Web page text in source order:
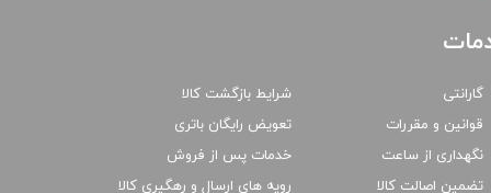
گارانتی
قوانین و مقررات
نگهداری از ساعت
تضمین اصالت کالا
شرایط بازگشت کالا
تعویض رایگان باتری
خدمات پس از فروش
رویه های ارسال و رهگیری کالا